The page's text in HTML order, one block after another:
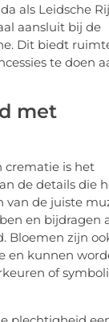
als Leidsche
aansluit bij de
Dit biedt
te doen
met
crematie is het
de details die
van de juiste
en bijdragen
Bloemen zijn
en kunnen
of